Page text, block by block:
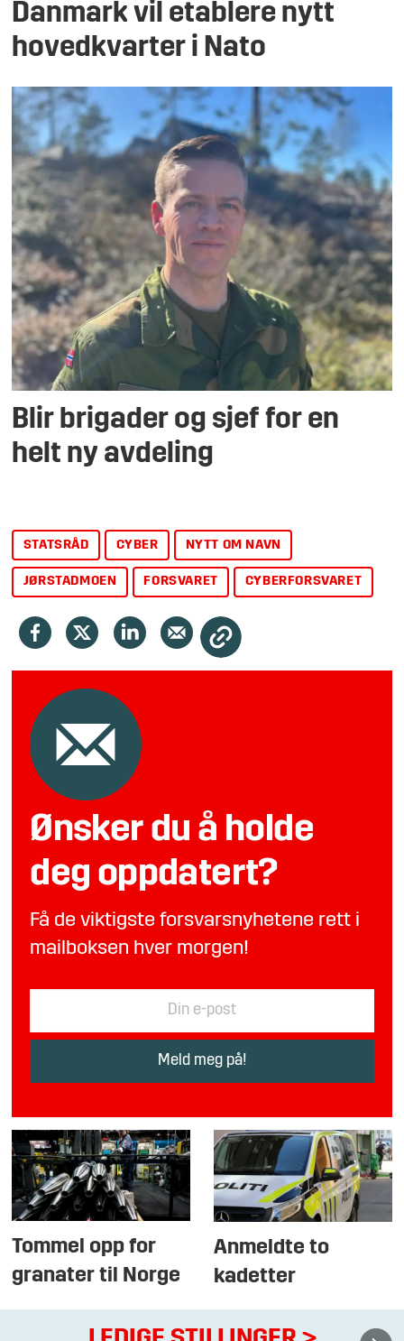
Danmark vil etablere nytt
hovedkvarter i Nato
Blir brigader og sjef for en
helt ny avdeling
STATSRÅD CYBER NYTT OM NAVN
JØRSTADMOEN FORSVARET CYBERFORSVARET
Ønsker du å holde
deg oppdatert?
Få de viktigste forsvarsnyhetene rett i
mailboksen hver morgen!
Tommel opp for
granater til Norge
Anmeldte to
kadetter